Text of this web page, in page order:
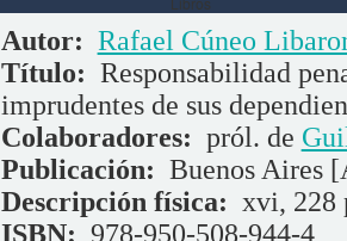
Autor: Rafael Cúneo
Título: Responsabilidad
imprudentes de sus
Colaboradores: pról. de
Publicación: Buenos Aires
Descripción física: xvi, 228
ISBN: 978-950-508-944-4